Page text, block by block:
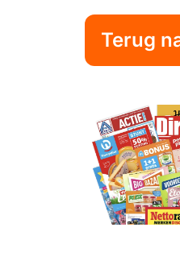
Terug